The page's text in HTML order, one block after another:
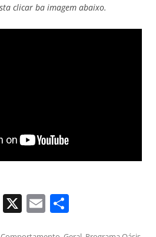
clicar ba imagem abaixo.
T X E